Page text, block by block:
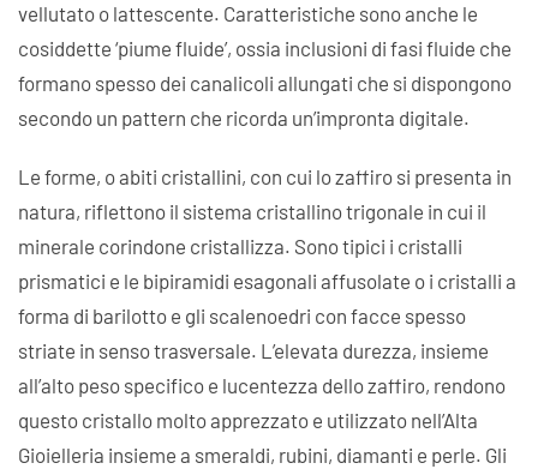
vellutato o lattescente. Caratteristiche sono anche le
cosiddette ‘piume fluide’, ossia inclusioni di fasi fluide che
formano spesso dei canalicoli allungati che si dispongono
secondo un pattern che ricorda un’impronta digitale.
Le forme, o abiti cristallini, con cui lo zaffiro si presenta in
natura, riflettono il sistema cristallino trigonale in cui il
minerale corindone cristallizza. Sono tipici i cristalli
prismatici e le bipiramidi esagonali affusolate o i cristalli a
forma di barilotto e gli scalenoedri con facce spesso
striate in senso trasversale. L’elevata durezza, insieme
all’alto peso specifico e lucentezza dello zaffiro, rendono
questo cristallo molto apprezzato e utilizzato nell’Alta
Gioielleria insieme a smeraldi, rubini, diamanti e perle. Gli